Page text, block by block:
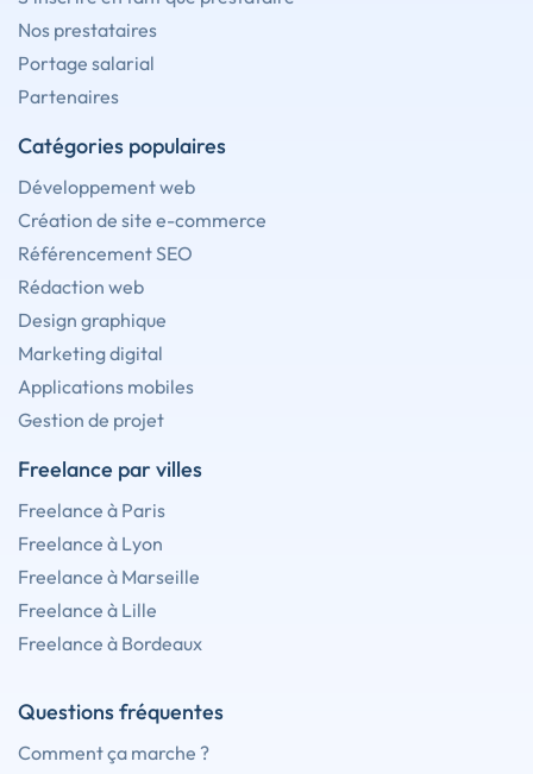
Nos prestataires
Portage salarial
Partenaires
Catégories populaires
Développement web
Création de site e-commerce
Référencement SEO
Rédaction web
Design graphique
Marketing digital
Applications mobiles
Gestion de projet
Freelance par villes
Freelance à Paris
Freelance à Lyon
Freelance à Marseille
Freelance à Lille
Freelance à Bordeaux
Questions fréquentes
Comment ça marche ?